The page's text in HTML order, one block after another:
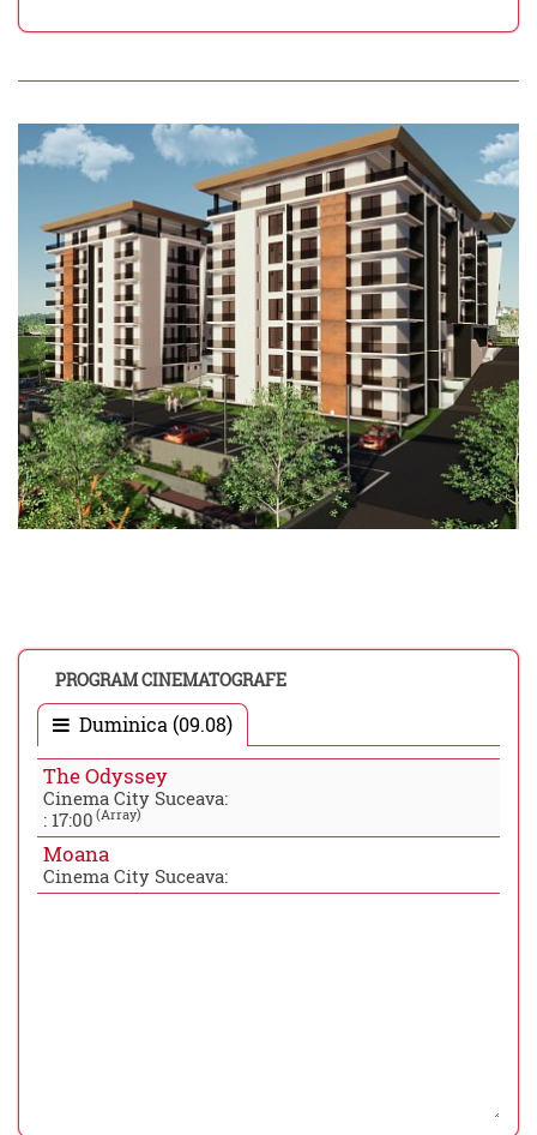
PROGRAM CINEMATOGRAFE
Duminica (09.08)
The Odyssey
Cinema City Suceava:
: 17:00 (Array)
Moana
Cinema City Suceava: